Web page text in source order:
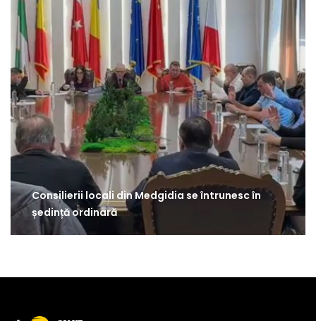
Consilierii locali din Medgidia se întrunesc în
ședință ordinară